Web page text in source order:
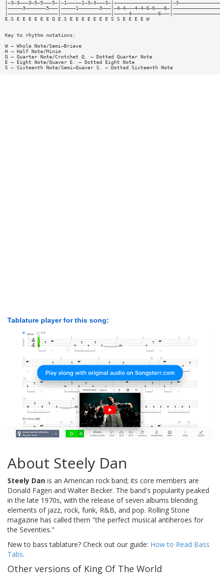
E.S E E E E E E Q E.S E E E E E E E S S E E E E W
Key to rhythm notations:
W — Whole Note/Semi—Brieve
H — Half Note/Minim
Q — Quarter Note/Crotchet Q. — Dotted Quarter Note
E — Eight Note/Quaver E. — Dotted Eight Note
S — Sixteenth Note/Semi—Quaver S. — Dotted Sixteenth Note
Tablature player for this song:
About Steely Dan
Steely Dan is an American rock band; its core members are
Donald Fagen and Walter Becker. The band's popularity peaked
in the late 1970s, with the release of seven albums blending
elements of jazz, rock, funk, R&B, and pop. Rolling Stone
magazine has called them "the perfect musical antiheroes for
the Seventies."
New to bass tablature? Check out our guide: How to Read Bass
Tabs.
Other versions of King Of The World